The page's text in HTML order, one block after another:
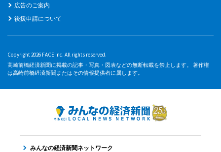
広告のご案内
後援申請について
Copyright 2026 FACE Inc. All rights reserved.
高崎前橋経済新聞に掲載の記事・写真・図表などの無断転載を禁止します。 著作権
は高崎前橋経済新聞またはその情報提供者に属します。
みんなの経済新聞ネットワーク